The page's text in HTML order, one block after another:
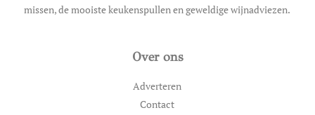
missen, de mooiste keukenspullen en geweldige wijnadviezen.
Over ons
Adverteren
Contact